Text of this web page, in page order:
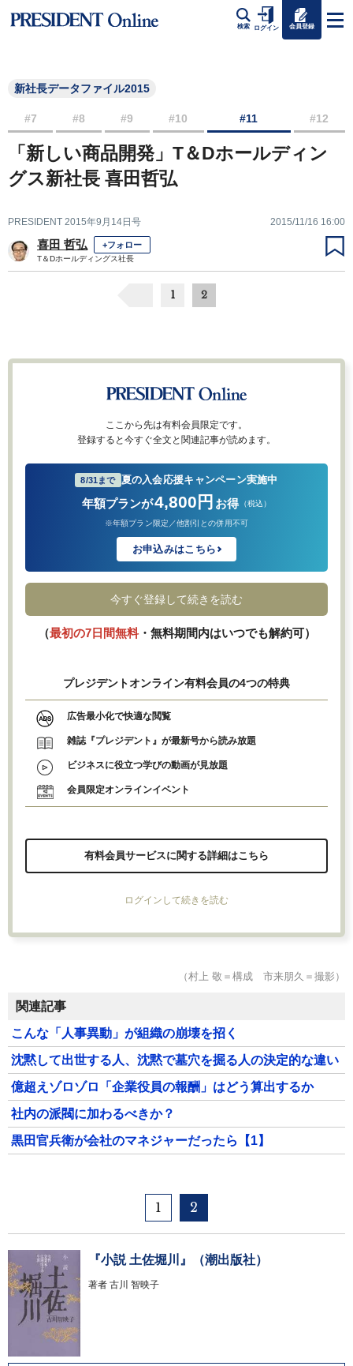
検索 ログイン 会員登録
新社長データファイル2015
#7 #8 #9 #10 #11 #12
「新しい商品開発」T＆Dホールディン
グス新社長 喜田哲弘
PRESIDENT 2015年9月14日号 2015/11/16 16:00
喜田 哲弘 +フォロー
T＆Dホールディングス社長
1 2
ここから先は有料会員限定です。
登録すると今すぐ全文と関連記事が読めます。
8/31まで 夏の入会応援キャンペーン実施中
年額プランが4,800円 お得 （税込）
※年額プラン限定／他割引との併用不可
お申込みはこちら
今すぐ登録して続きを読む
（最初の7日間無料・無料期間内はいつでも解約可）
プレジデントオンライン有料会員の4つの特典
広告最小化で快適な閲覧
雑誌『プレジデント』が最新号から読み放題
ビジネスに役立つ学びの動画が見放題
会員限定オンラインイベント
有料会員サービスに関する詳細はこちら
ログインして続きを読む
（村上 敬＝構成 市来朋久＝撮影）
関連記事
こんな「人事異動」が組織の崩壊を招く
沈黙して出世する人、沈黙で墓穴を掘る人の決定的な違い
億超えゾロゾロ「企業役員の報酬」はどう算出するか
社内の派閥に加わるべきか？
黒田官兵衛が会社のマネジャーだったら【1】
1 2
『小説 土佐堀川』（潮出版社）
著者 古川 智映子